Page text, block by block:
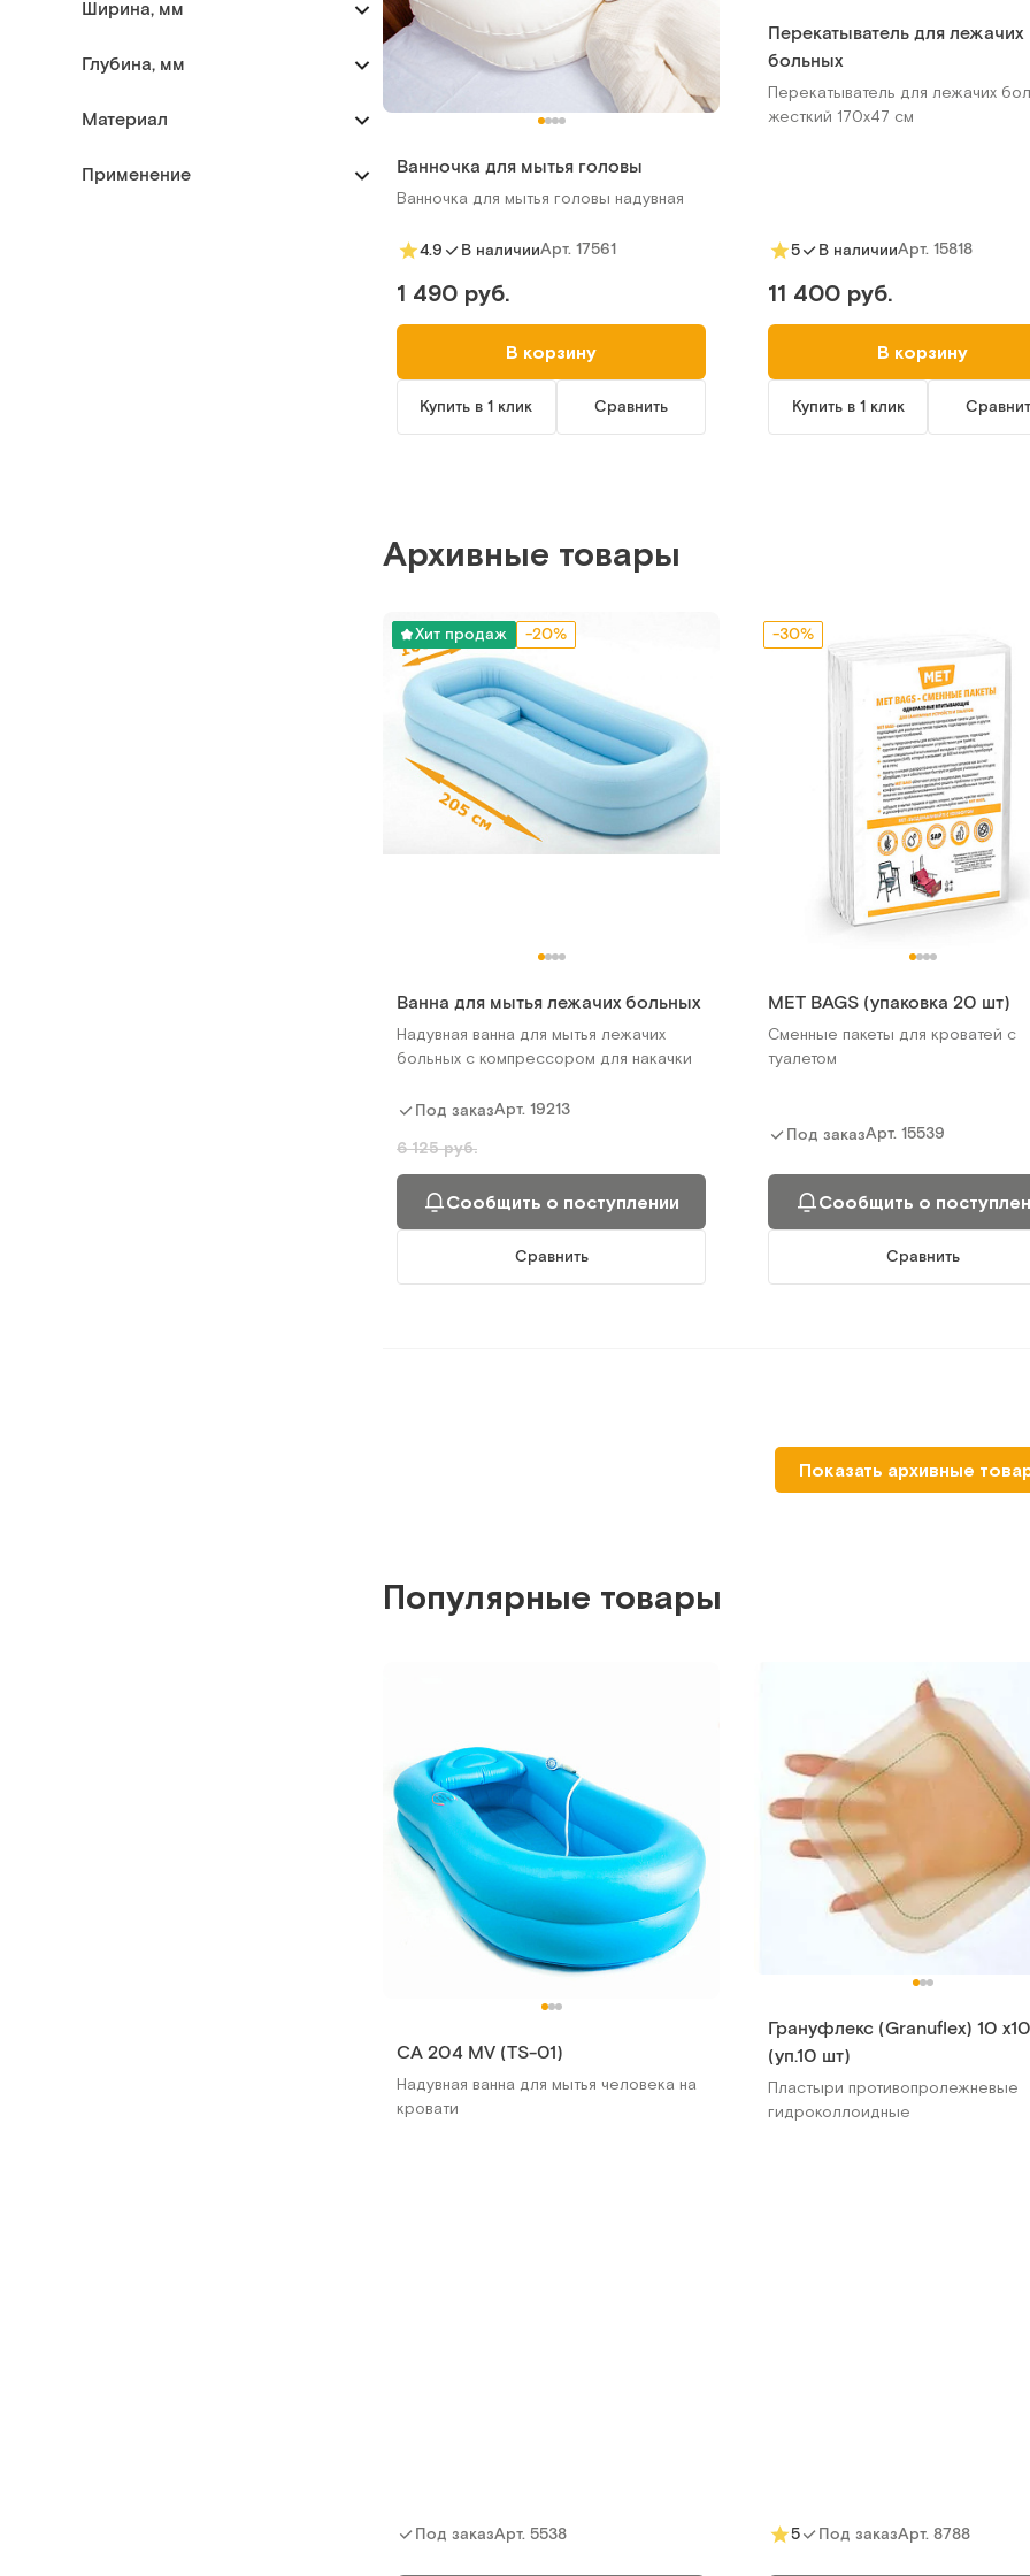
Ширина, мм
Глубина, мм
Материал
Применение Ванночка для мытья головы
Ванночка для мытья головы надувная
4.9 В наличииАрт. 17561
1 490 руб.
В корзину
Купить в 1 клик Сравнить
Перекатыватель для лежачих
больных
Перекатыватель для лежачих
жесткий 170х47 см
5 В наличииАрт.15818
11 400 руб.
В корзину
Купить в 1 клик
Архивные товары
Хит продаж -20%
Ванна для мытья лежачих больных
Надувная ванна для мытья лежачих
больных с компрессором для накачки
Под заказАрт. 19213
6 125 руб.
Сообщить о поступлении
Сравнить
-30%
MET BAGS (упаковка 20 шт)
Сменные пакеты для кроватей с
туалетом
Под заказАрт.15539
Сообщить о
Сравнить
Каркасная складная ванна
Ванна-простыня для купания больных в
постели
Под заказАрт.20290
Сообщить о поступлении
Сравнить
CA 204 MV (TS-01)
Надувная ванна для мытья
кровати
Под заказАрт.5538
Сообщить о
Сравнить
Показать архивные
Популярные товары
CA 204 MV (TS-01)
Надувная ванна для мытья человека на
кровати
Под заказАрт. 5538
Грануфлекс (Granuflex) 10
(уп.10 шт)
Пластыри противопролежневые
гидроколлоидные
5 Под заказАрт.8788